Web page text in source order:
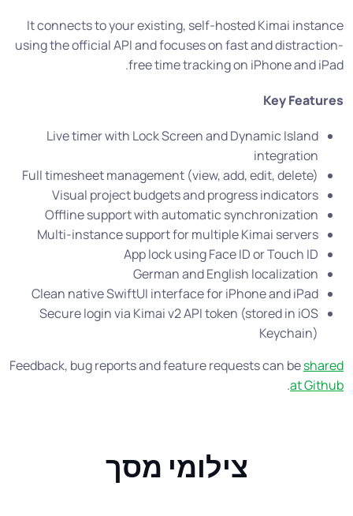
It connects to your existing, self-hosted Kimai instance
using the official API and focuses on fast and distraction-
free time tracking on iPhone and iPad.
Key Features
Live timer with Lock Screen and Dynamic Island
integration
Full timesheet management (view, add, edit, delete)
Visual project budgets and progress indicators
Offline support with automatic synchronization
Multi-instance support for multiple Kimai servers
App lock using Face ID or Touch ID
German and English localization
Clean native SwiftUI interface for iPhone and iPad
Secure login via Kimai v2 API token (stored in iOS
Keychain)
Feedback, bug reports and feature requests can beshared
at Github
.
צילומי מסך